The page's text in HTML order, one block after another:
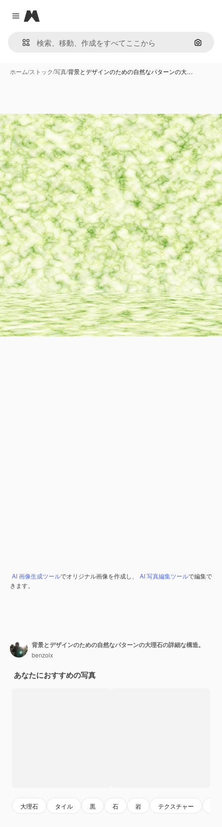
Close menu
Magnific
画像で
ホーム/ストック/写真/背景とデザインのための自然なパターンの大…
AI 画像生成ツールでオリジナル画像を作成し、 AI 写真編集ツールで編集で
きます。
背景とデザインのための自然なパターンの大理石の詳細な構造。
benzoix
あなたにおすすめの写真
大理石 タイル 黒 石 岩 テクスチャー